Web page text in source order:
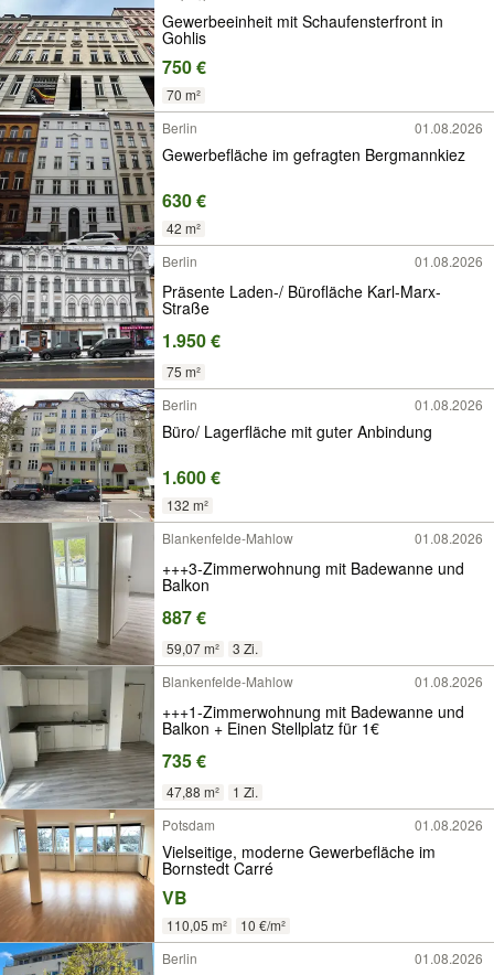
Gewerbeeinheit mit Schaufensterfront in
Gohlis
750 €
70 m²
Berlin
01.08.2026
Gewerbefläche im gefragten Bergmannkiez
630 €
42 m²
Berlin
01.08.2026
Präsente Laden-/ Bürofläche Karl-Marx-
Straße
1.950 €
75 m²
Berlin
01.08.2026
Büro/ Lagerfläche mit guter Anbindung
1.600 €
132 m²
Blankenfelde-Mahlow
01.08.2026
+++3-Zimmerwohnung mit Badewanne und
Balkon
887 €
59,07 m²
3 Zi.
Blankenfelde-Mahlow
01.08.2026
+++1-Zimmerwohnung mit Badewanne und
Balkon + Einen Stellplatz für 1€
735 €
47,88 m²
1 Zi.
Potsdam
01.08.2026
Vielseitige, moderne Gewerbefläche im
Bornstedt Carré
VB
110,05 m²
10 €/m²
Berlin
01.08.2026